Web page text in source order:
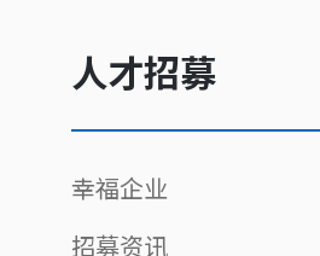
人才招募
幸福企业
招募资讯